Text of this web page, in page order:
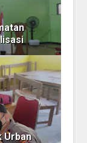
Urban